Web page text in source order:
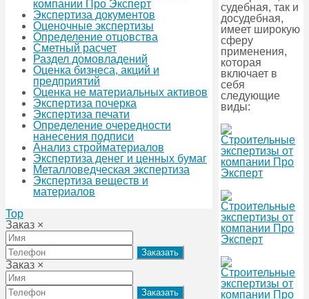
судебная, так и
досудебная,
имеет широкую
сферу
применения,
которая
включает в
себя
следующие
виды:
компании Про Эксперт
Экспертиза документов
Оценочные экспертизы
Определение отцовства
Сметный расчет
Раздел домовладений
Оценка бизнеса, акций и
предприятий
Оценка не материальных активов
Экспертиза почерка
Экспертиза печати
Определение очередности
нанесения подписи
Анализ стройматериалов
Экспертиза денег и ценных бумаг
Металловедческая экспертиза
Экспертиза веществ и
материалов
Top
Заказ ×
Заказ ×